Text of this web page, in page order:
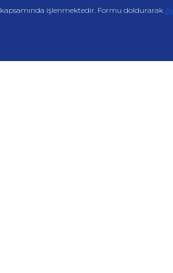
kapsamında işlenmektedir. Formu doldurarak